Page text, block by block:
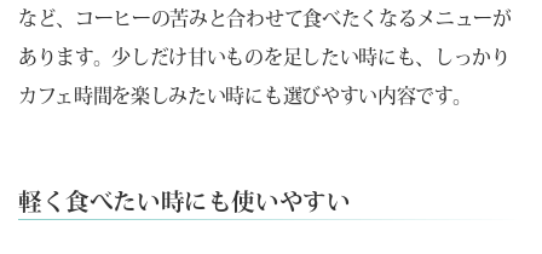
など、コーヒーの苦みと合わせて食べたくなるメニューが
あります。少しだけ甘いものを足したい時にも、しっかり
カフェ時間を楽しみたい時にも選びやすい内容です。
軽く食べたい時にも使いやすい